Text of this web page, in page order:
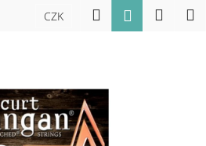
CZK Hledat Přihlášení